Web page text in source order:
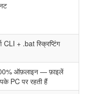
CLI + .bat स्क्रिप्टिंग
ऑफ़लाइन — फ़ाइलें
PC पर रहती हैं